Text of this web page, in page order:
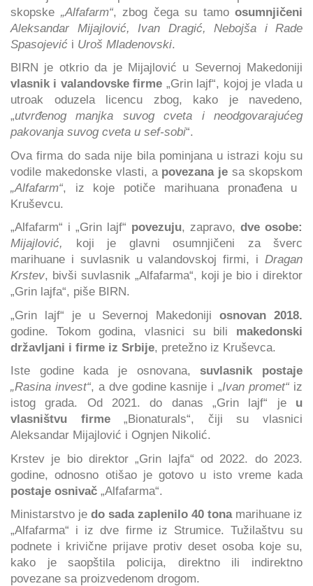
skopske „Alfafarm“, zbog čega su tamo osumnjičeni
Aleksandar Mijajlović, Ivan Dragić, Nebojša i Rade
Spasojević i Uroš Mladenovski.
BIRN je otkrio da je Mijajlović u Severnoj Makedoniji
vlasnik i valandovske firme „Grin lajf“, kojoj je vlada u
utroak oduzela licencu zbog, kako je navedeno,
„utvrđenog manjka suvog cveta i neodgovarajućeg
pakovanja suvog cveta u sef-sobi“.
Ova firma do sada nije bila pominjana u istrazi koju su
vodile makedonske vlasti, a povezana je sa skopskom
„Alfafarm“, iz koje potiče marihuana pronađena u
Kruševcu.
„Alfafarm“ i „Grin lajf“ povezuju, zapravo, dve osobe:
Mijajlović,
koji je glavni osumnjičeni za šverc
marihuane i suvlasnik u valandovskoj firmi, i Dragan
Krstev, bivši suvlasnik „Alfafarma“, koji je bio i direktor
„Grin lajfa“, piše BIRN.
„Grin lajf“ je u Severnoj Makedonijiosnovan 2018.
godine. Tokom godina, vlasnici su bili makedonski
državljani i firme iz Srbije, pretežno iz Kruševca.
Iste godine kada je osnovana,suvlasnik postaje
„Rasina invest“, a dve godine kasnije i „Ivan promet“ iz
istog grada. Od 2021. do danas „Grin lajf“ je u
vlasništvu firme„Bionaturals“, čiji su vlasnici
Aleksandar Mijajlović i Ognjen Nikolić.
Krstev je bio direktor „Grin lajfa“ od 2022. do 2023.
godine, odnosno otišao je gotovo u isto vreme kada
postaje osnivač „Alfafarma“.
Ministarstvo je do sada zaplenilo 40 tonamarihuane iz
„Alfafarma“ i iz dve firme iz Strumice. Tužilaštvu su
podnete i krivične prijave protiv deset osoba koje su,
kako je saopštila policija, direktno ili indirektno
povezane sa proizvedenom drogom.